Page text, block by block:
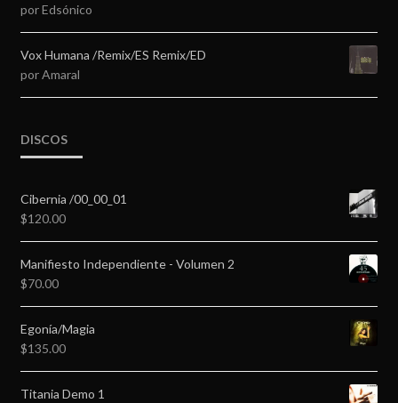
Valorado en
por Edsónico
Vox Humana /Remix/ES Remix/ED
por Amaral
DISCOS
Cibernia /00_00_01
$120.00
Manifiesto Independiente - Volumen 2
$70.00
Egonía/Magia
$135.00
Titania Demo 1